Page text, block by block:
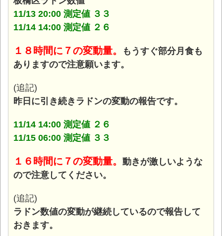
11/13 20:00 測定値 ３３
11/14 14:00 測定値 ２６
１８時間に７の変動量。
もうすぐ部分月食も
ありますので注意願います。
(追記)
昨日に引き続きラドンの変動の報告です。
11/14 14:00 測定値 ２６
11/15 06:00 測定値 ３３
１６時間に７の変動量。 動きが激しいような
ので注意してください。
(追記)
ラドン数値の変動が継続しているので報告して
おきます。